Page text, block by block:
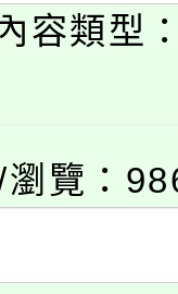
龍潭區
桃園電
動會8/
舉行。
享有免
容類型
瀏覽：